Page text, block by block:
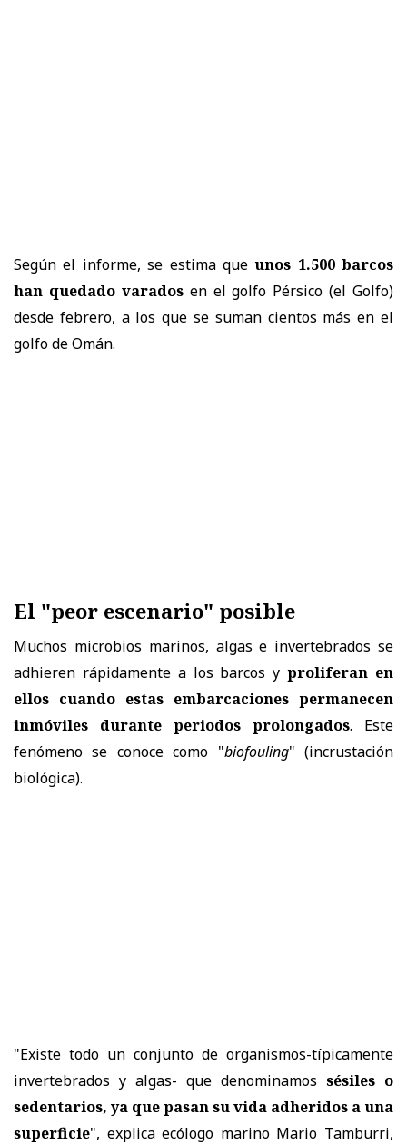
Según el informe, se estima queunos 1.500 barcos
han quedado varadosen el golfo Pérsico (el Golfo)
desde febrero, a los que se suman cientos más en el
golfo de Omán.
El "peor escenario" posible
Muchos microbios marinos, algas e invertebrados se
adhieren rápidamente a los barcos yproliferan en
ellos cuando estas embarcaciones permanecen
inmóviles durante periodos prolongados. Este
fenómeno se conoce como "biofouling" (incrustación
biológica).
"Existe todo un conjunto de organismos-típicamente
invertebrados y algas- que denominamos sésiles o
sedentarios, ya que pasan su vida adheridos a una
superficie", explica ecólogo marino Mario Tamburri,